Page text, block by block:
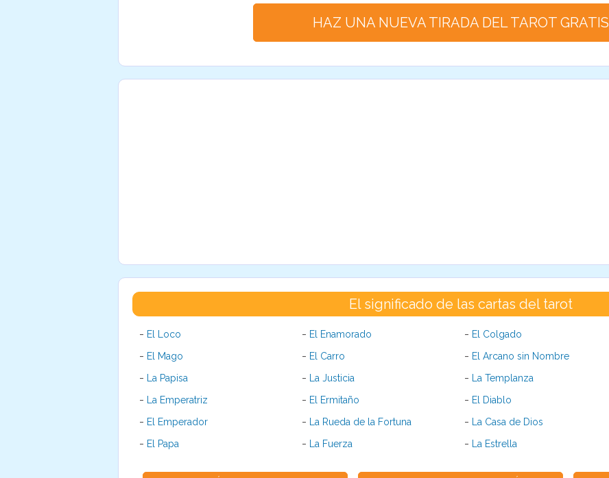
HAZ UNA NUEVA TIRADA DEL TAROT GRATIS
El significado de las cartas del tarot
- El Loco
- El Mago
- La Papisa
- La Emperatriz
- El Emperador
- El Papa
- El Enamorado
- El Carro
- La Justicia
- El Ermitaño
- La Rueda de la Fortuna
- La Fuerza
- El Colgado
- El Arcano sin Nombre
- La Templanza
- El Diablo
- La Casa de Dios
- La Estrella